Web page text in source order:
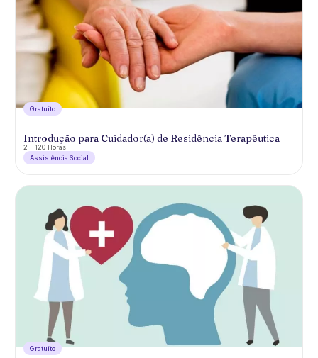
Gratuíto
Introdução para Cuidador(a) de Residência Terapêutica
2 - 120 Horas
Assistência Social
Gratuíto